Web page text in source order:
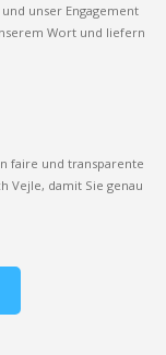
unser Engagement
Wort und liefern
faire und transparente
Vejle, damit Sie genau